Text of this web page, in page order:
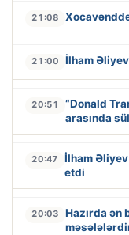
21:08
21:00 İlham
20:51
“Donald
arasında
20:47
İlham
etdi
20:03
Hazırda ən